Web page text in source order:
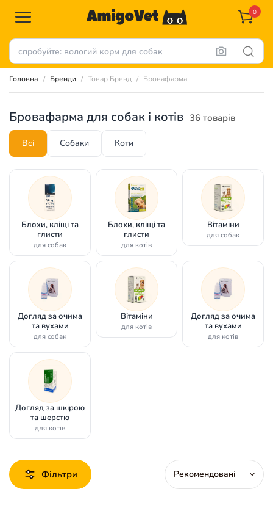
0
Головна Бренди Товар Бренд Бровафарма
Бровафарма для собак і котів 36 товарів
Всі Собаки Коти
Блохи, кліщі та
глисти
для собак
Блохи, кліщі та
глисти
для котів
Вітаміни
для собак
Догляд за очима
та вухами
для собак
Вітаміни
для котів
Догляд за очима
та вухами
для котів
Догляд за шкірою
та шерстю
для котів
Фільтри